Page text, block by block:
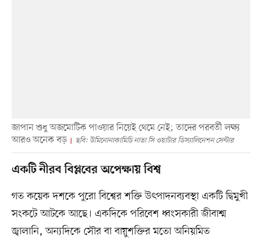
জাপান শুধু অজমোটিক পাওয়ার নিয়েই থেমে নেই; তাদের পরবর্তী লক্ষ্য
আরও অনেক বড়
ছবি: উমিনোনাকামিচি নাতা সি ওয়াটার ডিস‍্যালিনেশন সেন্টার
একটি নীরব বিপ্লবের অপেক্ষায় বিশ্ব
গত কয়েক দশকে পুরো বিশ্বের শক্তি উৎপাদনব্যবস্থা একটি দ্বিমুখী
সংকটে আটকে আছে। একদিকে পরিবেশ ধ্বংসকারী জীবাশ্ম
জ্বালানি, অন্যদিকে সৌর বা বায়ুশক্তির মতো অনিয়মিত